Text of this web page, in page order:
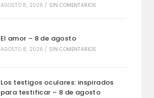
AGOSTO 8, 2026 / SIN COMENTARIOS
El amor – 8 de agosto
AGOSTO 8, 2026 / SIN COMENTARIOS
Los testigos oculares: inspirados
para testificar – 8 de agosto